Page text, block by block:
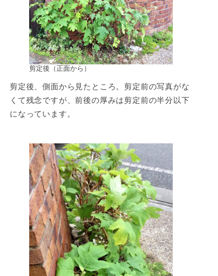
剪定後（正面から）
剪定後、側面から見たところ。剪定前の写真がな
くて残念ですが、前後の厚みは剪定前の半分以下
になっています。